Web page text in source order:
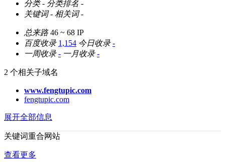
分类 - 分类排名 -
关键词 - 相关词 -
总来路 46 ~ 68 IP
百度收录 1,154 今日收录 -
一周收录 - 一月收录 -
2 个相关子域名
www.fengtupic.com
fengtupic.com
展开全部信息
关键词重合网站
查看更多